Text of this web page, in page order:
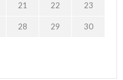
21 22 23
28 29 30